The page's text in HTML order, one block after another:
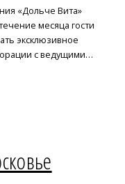
«Дольче Вита»
месяца гости
эксклюзивное
с ведущими…